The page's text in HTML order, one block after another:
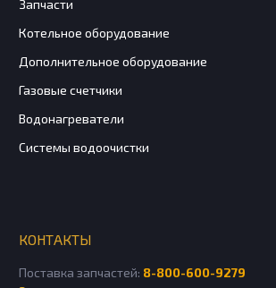
Запчасти
Котельное оборудование
Дополнительное оборудование
Газовые счетчики
Водонагреватели
Системы водоочистки
КОНТАКТЫ
Поставка запчастей: 8-800-600-9279